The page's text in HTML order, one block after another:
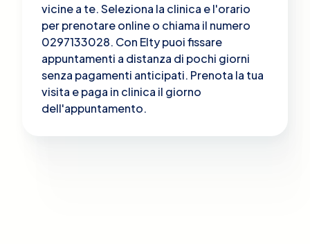
vicine a te. Seleziona la clinica e l'orario
per prenotare online o chiama il numero
0297133028. Con Elty puoi fissare
appuntamenti a distanza di pochi giorni
senza pagamenti anticipati. Prenota la tua
visita e paga in clinica il giorno
dell'appuntamento.